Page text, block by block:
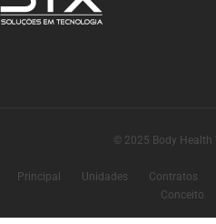
© 2025 Body Health
Principal Unidades Contratos
Conceito